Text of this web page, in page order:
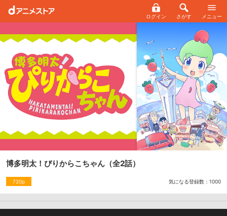
ログイン さがす メニュー
博多明太！ぴりからこちゃん （全2話）
720p 気になる登録数： 1000